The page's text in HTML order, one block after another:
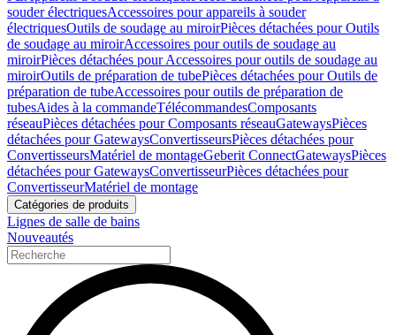
souder électriquesAccessoires pour appareils à souder
électriquesOutils de soudage au miroirPièces détachées pour Outils
de soudage au miroirAccessoires pour outils de soudage au
miroirPièces détachées pour Accessoires pour outils de soudage au
miroirOutils de préparation de tubePièces détachées pour Outils de
préparation de tubeAccessoires pour outils de préparation de
tubesAides à la commandeTélécommandesComposants
réseauPièces détachées pour Composants réseauGatewaysPièces
détachées pour GatewaysConvertisseursPièces détachées pour
ConvertisseursMatériel de montageGeberit ConnectGatewaysPièces
détachées pour GatewaysConvertisseurPièces détachées pour
ConvertisseurMatériel de montage
Catégories de produits
Lignes de salle de bains
Nouveautés